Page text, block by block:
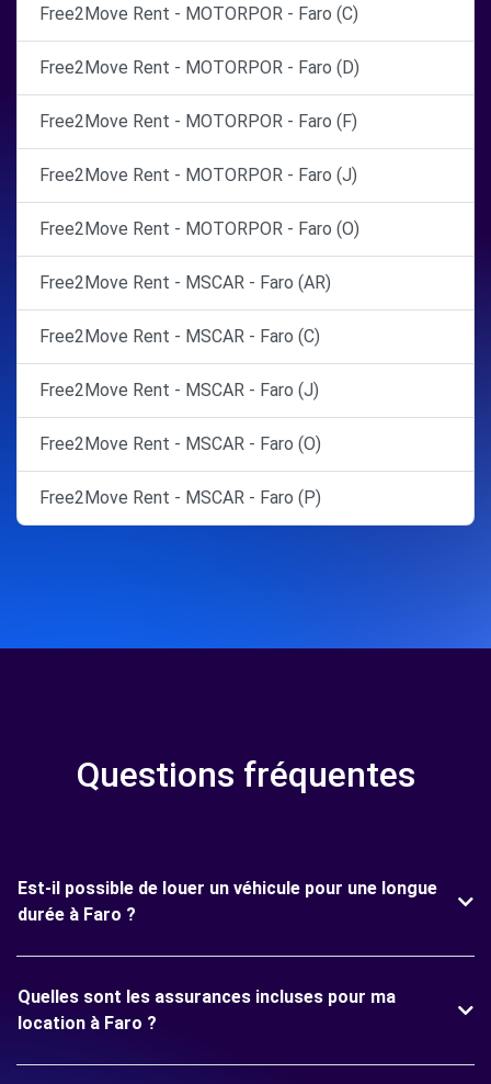
Free2Move Rent - MOTORPOR - Faro (C)
Free2Move Rent - MOTORPOR - Faro (D)
Free2Move Rent - MOTORPOR - Faro (F)
Free2Move Rent - MOTORPOR - Faro (J)
Free2Move Rent - MOTORPOR - Faro (O)
Free2Move Rent - MSCAR - Faro (AR)
Free2Move Rent - MSCAR - Faro (C)
Free2Move Rent - MSCAR - Faro (J)
Free2Move Rent - MSCAR - Faro (O)
Free2Move Rent - MSCAR - Faro (P)
Questions fréquentes
Est-il possible de louer un véhicule pour une longue
durée à Faro ?
Quelles sont les assurances incluses pour ma
location à Faro ?